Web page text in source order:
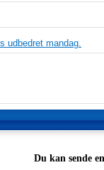
udbedret mandag.
Du kan sende